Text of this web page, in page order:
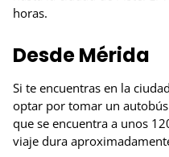
horas.
Desde Mérida
Si te encuentras en la
optar por tomar un
que se encuentra a unos
viaje dura